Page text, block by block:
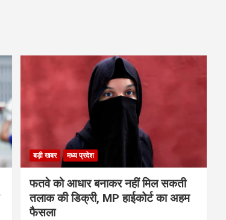
बड़ी खबर मध्य प्रदेश
फतवे को आधार बनाकर नहीं मिल सकती
तलाक की डिक्री, MP हाईकोर्ट का अहम
फैसला